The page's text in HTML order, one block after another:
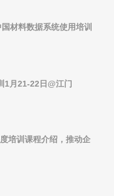
材料数据系统使用培训
1月21-22日@江门
培训课程介绍，推动企